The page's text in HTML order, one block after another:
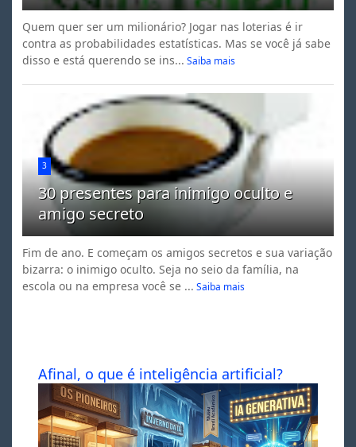
Quem quer ser um milionário? Jogar nas loterias é ir
contra as probabilidades estatísticas. Mas se você já sabe
disso e está querendo se ins... Saiba mais
3
30 presentes para inimigo oculto e
amigo secreto
Fim de ano. E começam os amigos secretos e sua variação
bizarra: o inimigo oculto. Seja no seio da família, na
escola ou na empresa você se ... Saiba mais
Afinal, o que é inteligência artificial?